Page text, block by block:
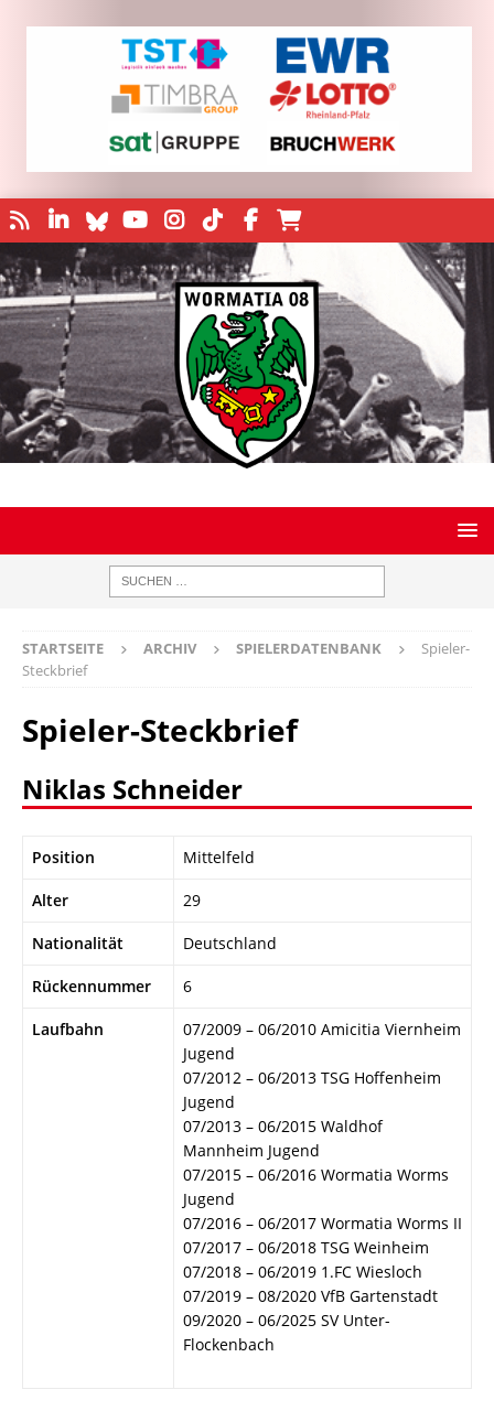
STARTSEITE ARCHIV SPIELERDATENBANK
Spieler-
Steckbrief
Spieler-Steckbrief
Niklas Schneider
Position Mittelfeld
Alter 29
Nationalität Deutschland
Rückennummer 6
Laufbahn
07/2009 – 06/2010 Amicitia Viernheim
Jugend
07/2012 – 06/2013 TSG Hoffenheim
Jugend
07/2013 – 06/2015 Waldhof
Mannheim Jugend
07/2015 – 06/2016 Wormatia Worms
Jugend
07/2016 – 06/2017 Wormatia Worms II
07/2017 – 06/2018 TSG Weinheim
07/2018 – 06/2019 1.FC Wiesloch
07/2019 – 08/2020 VfB Gartenstadt
09/2020 – 06/2025 SV Unter-
Flockenbach